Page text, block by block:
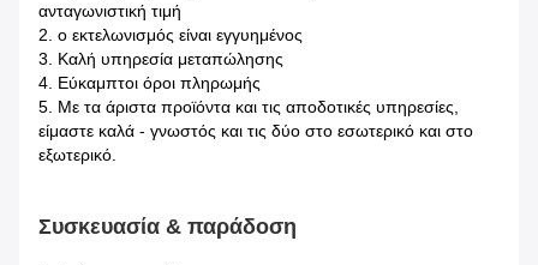
ανταγωνιστική τιμή
2. ο εκτελωνισμός είναι εγγυημένος
3. Καλή υπηρεσία μεταπώλησης
4. Εύκαμπτοι όροι πληρωμής
5. Με τα άριστα προϊόντα και τις αποδοτικές υπηρεσίες,
είμαστε καλά - γνωστός και τις δύο στο εσωτερικό και στο
εξωτερικό.
Συσκευασία & παράδοση